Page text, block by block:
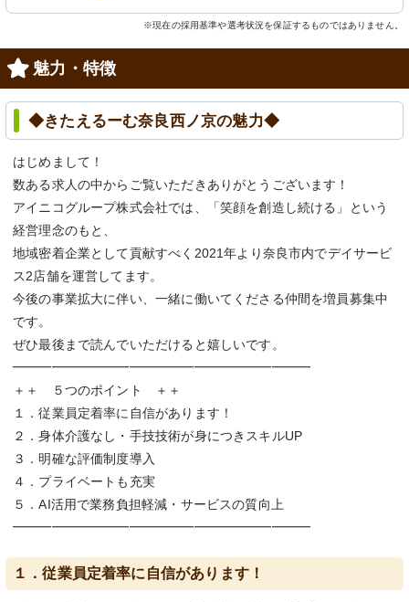
※現在の採用基準や選考状況を保証するものではありません。
魅力・特徴
◆きたえるーむ奈良西ノ京の魅力◆
はじめまして！
数ある求人の中からご覧いただきありがとうございます！
アイニコグループ株式会社では、「笑顔を創造し続ける」という
経営理念のもと、
地域密着企業として貢献すべく2021年より奈良市内でデイサービ
ス2店舗を運営してます。
今後の事業拡大に伴い、一緒に働いてくださる仲間を増員募集中
です。
ぜひ最後まで読んでいただけると嬉しいです。
━━━━━━━━━━━━━━━━━━━━━━━
＋＋ ５つのポイント ＋＋
１．従業員定着率に自信があります！
２．身体介護なし・手技技術が身につきスキルUP
３．明確な評価制度導入
４．プライベートも充実
５．AI活用で業務負担軽減・サービスの質向上
━━━━━━━━━━━━━━━━━━━━━━━
１．従業員定着率に自信があります！